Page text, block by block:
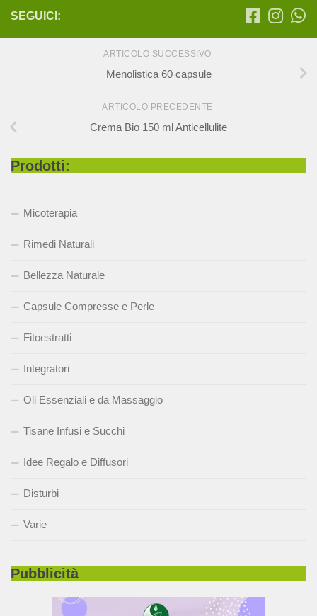
SEGUICI:
ARTICOLO SUCCESSIVO
Menolistica 60 capsule
ARTICOLO PRECEDENTE
Crema Bio 150 ml Anticellulite
Prodotti:
Micoterapia
Rimedi Naturali
Bellezza Naturale
Capsule Compresse e Perle
Fitoestratti
Integratori
Oli Essenziali e da Massaggio
Tisane Infusi e Succhi
Idee Regalo e Diffusori
Disturbi
Varie
Pubblicità